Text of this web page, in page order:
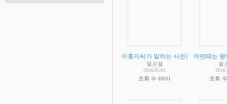
이홍지씨가 말하는 사전문화 증거 비
물은물
2016.05.01
조회 수 89031
어떤때는
물
조회